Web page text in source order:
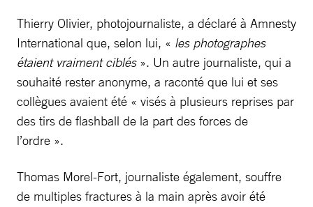
Thierry Olivier, photojournaliste, a déclaré à Amnesty
International que, selon lui, « les photographes
étaient vraiment ciblés ». Un autre journaliste, qui a
souhaité rester anonyme, a raconté que lui et ses
collègues avaient été « visés à plusieurs reprises par
des tirs de flashball de la part des forces de
l’ordre ».
Thomas Morel-Fort, journaliste également, souffre
de multiples fractures à la main après avoir été